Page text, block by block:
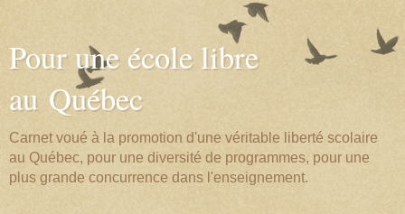
Pour une école libre
au Québec
Carnet voué à la promotion d'une véritable liberté scolaire
au Québec, pour une diversité de programmes, pour une
plus grande concurrence dans l'enseignement.